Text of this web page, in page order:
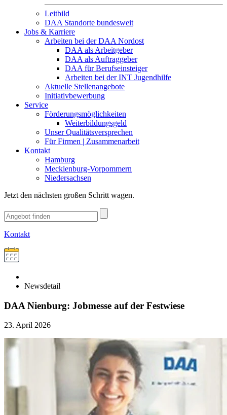
Leitbild
DAA Standorte bundesweit
Jobs & Karriere
Arbeiten bei der DAA Nordost
DAA als Arbeitgeber
DAA als Auftraggeber
DAA für Berufseinsteiger
Arbeiten bei der INT Jugendhilfe
Aktuelle Stellenangebote
Initiativbewerbung
Service
Förderungsmöglichkeiten
Weiterbildungsgeld
Unser Qualitätsversprechen
Für Firmen | Zusammenarbeit
Kontakt
Hamburg
Mecklenburg-Vorpommern
Niedersachsen
Jetzt den nächsten großen Schritt wagen.
Kontakt
Newsdetail
DAA Nienburg: Jobmesse auf der Festwiese
23. April 2026